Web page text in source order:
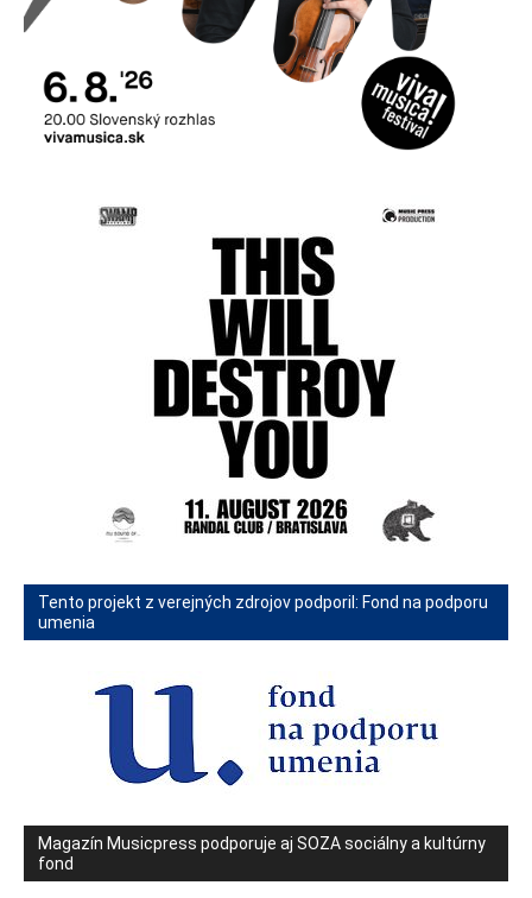
Tento projekt z verejných zdrojov podporil: Fond na podporu
umenia
Magazín Musicpress podporuje aj SOZA sociálny a kultúrny
fond